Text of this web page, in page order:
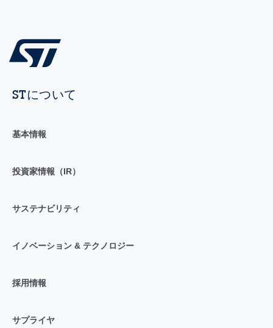
STについて
基本情報
投資家情報（IR）
サステナビリティ
イノベーション & テクノロジー
採用情報
サプライヤ